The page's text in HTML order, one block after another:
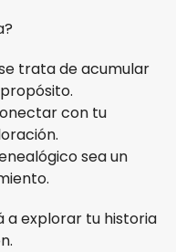
trata de acumular
con tu
sea un
a explorar tu historia